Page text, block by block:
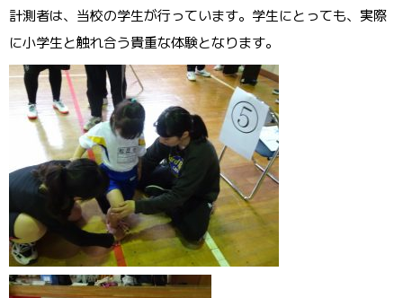
計測者は、当校の学生が行っています。学生にとっても、実際
に小学生と触れ合う貴重な体験となります。